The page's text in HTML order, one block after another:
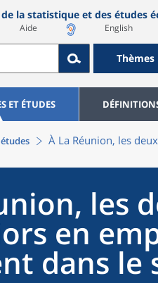
Aide English
Thèmes
ET ÉTUDES
À La Réunion, les
les
en
dans le